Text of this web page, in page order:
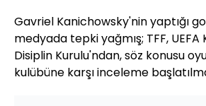
Gavriel Kanichowsky'nin yaptığı
medyada tepki yağmış; TFF,
Disiplin Kurulu'ndan, söz konusu
kulübüne karşı inceleme